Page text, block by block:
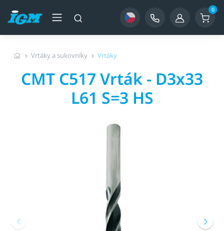
0
Vrtáky a sukovníky Vrtáky
CMT C517 Vrták - D3x33
L61 S=3 HS